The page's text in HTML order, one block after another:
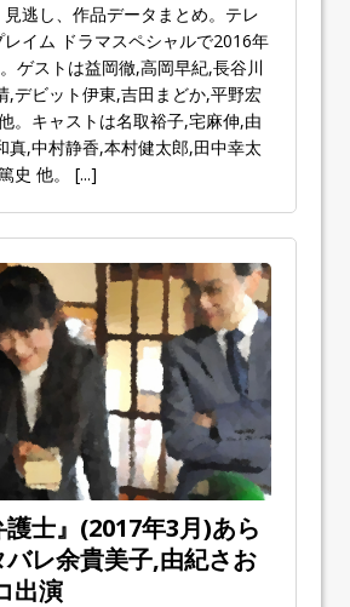
見逃し、作品データまとめ。テレ
レイム ドラマスペシャルで2016年
ゲストは益岡徹,高岡早紀,長谷川
,デビット伊東,吉田まどか,平野宏
。キャストは名取裕子,宅麻伸,由
真,中村静香,本村健太郎,田中幸太
史 他。 [...]
護士』(2017年3月)あら
レ余貴美子,由紀さお
出演